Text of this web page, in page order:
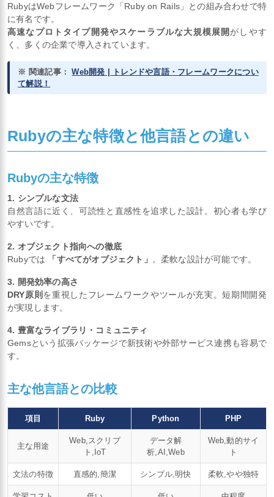
RubyはWebフレームワーク「Ruby on Rails」との組み合わせで特
に有名です。
高速なプロトタイプ開発やスケーラブルな大規模展開 がしやす
く、多くの企業で導入されています。
※ 関連記事：
Web開発 | トレンドや言語・フレームワークについ
て解説！
Rubyの主な特徴と他言語との違い
Rubyの主な特徴
1. シンプルな文法
自然言語に近く、可読性と直感性を追求した設計。初心者も学び
やすいです。
2. オブジェクト指向への徹底
Rubyでは
「すべてがオブジェクト」 。柔軟な設計が可能です。
3. 開発効率の高さ
DRY原則 を重視したフレームワークやツールが充実。短期間開発
が実現します。
4. 豊富なライブラリ・コミュニティ
Gemsという拡張パッケージで新技術や外部サービス連携も容易で
す。
主な他言語との比較
項目 Ruby Python PHP
主な用途
Web,スクリプ
ト,IoT
データ解
析,AI,Web
Web,動的サイ
ト
文法の特徴 直感的,簡潔 シンプル,明快 柔軟,やや独特